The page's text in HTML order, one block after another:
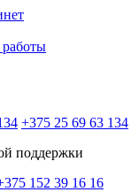
работы
+375 25 69 63 134
поддержки
152 39 16 16